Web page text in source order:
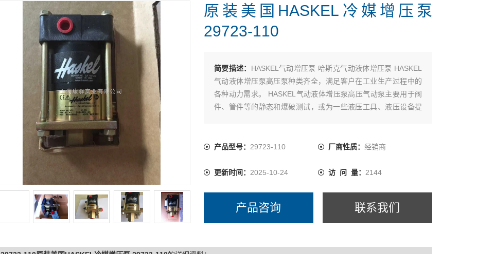
原装美国HASKEL冷媒增压泵
29723-110
简要描述： HASKEL气动增压泵 哈斯克气动液体增压泵 HASKEL
气动液体增压泵高压泵种类齐全，满足客户在工业生产过程中的
各种动力需求。 HASKEL气动液体增压泵高压气动泵主要用于阀
件、管件等的静态和爆破测试，或为一些液压工具、液压设备提
产品型号： 29723-110 厂商性质： 经销商
更新时间： 2025-10-24 访 问 量： 2144
产品咨询 联系我们